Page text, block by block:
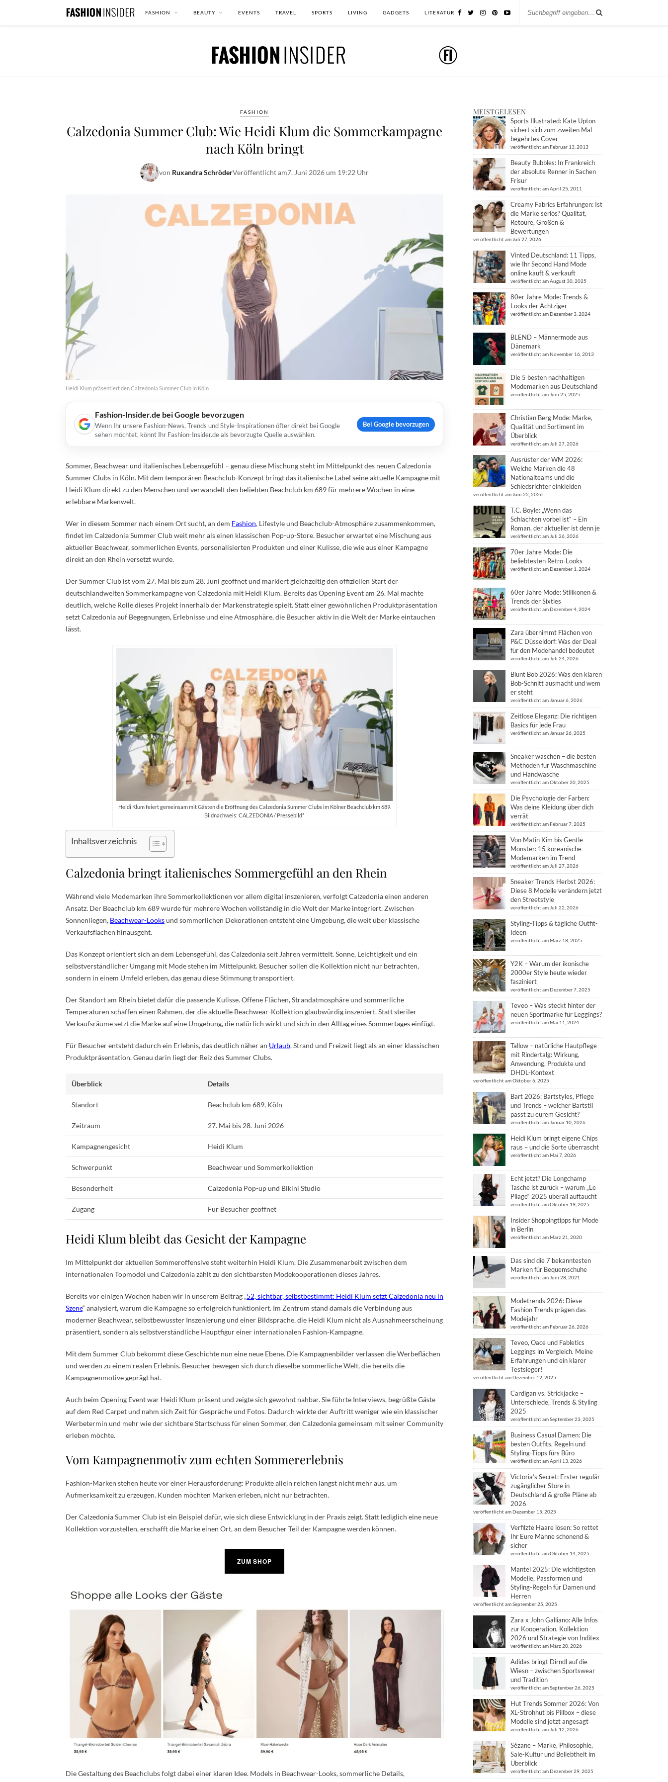
FASHION BEAUTY EVENTS TRAVEL SPORTS LIVING GADGETS LITERATUR
FASHION
Calzedonia Summer Club: Wie Heidi Klum die Sommerkampagne
nach Köln bringt
von Ruxandra SchröderVeröffentlicht am7. Juni 2026 um 19:22 Uhr
Heidi Klum präsentiert den Calzedonia Summer Club in Köln
Fashion-Insider.de bei Google bevorzugen
Wenn Ihr unsere Fashion-News, Trends und Style-Inspirationen öfter direkt bei Google
sehen möchtet, könnt Ihr Fashion-Insider.de als bevorzugte Quelle auswählen.
Bei Google bevorzugen
Sommer, Beachwear und italienisches Lebensgefühl – genau diese Mischung steht im Mittelpunkt des neuen Calzedonia
Summer Clubs in Köln. Mit dem temporären Beachclub-Konzept bringt das italienische Label seine aktuelle Kampagne mit
Heidi Klum direkt zu den Menschen und verwandelt den beliebten Beachclub km 689 für mehrere Wochen in eine
erlebbare Markenwelt.
Wer in diesem Sommer nach einem Ort sucht, an dem Fashion, Lifestyle und Beachclub-Atmosphäre zusammenkommen,
findet im Calzedonia Summer Club weit mehr als einen klassischen Pop-up-Store. Besucher erwartet eine Mischung aus
aktueller Beachwear, sommerlichen Events, personalisierten Produkten und einer Kulisse, die wie aus einer Kampagne
direkt an den Rhein versetzt wurde.
Der Summer Club ist vom 27. Mai bis zum 28. Juni geöffnet und markiert gleichzeitig den offiziellen Start der
deutschlandweiten Sommerkampagne von Calzedonia mit Heidi Klum. Bereits das Opening Event am 26. Mai machte
deutlich, welche Rolle dieses Projekt innerhalb der Markenstrategie spielt. Statt einer gewöhnlichen Produktpräsentation
setzt Calzedonia auf Begegnungen, Erlebnisse und eine Atmosphäre, die Besucher aktiv in die Welt der Marke eintauchen
lässt.
Heidi Klum feiert gemeinsam mit Gästen die Eröffnung des Calzedonia Summer Clubs im Kölner Beachclub km 689.
Bildnachweis: CALZEDONIA / Pressebild*
Inhaltsverzeichnis
Calzedonia bringt italienisches Sommergefühl an den Rhein
Während viele Modemarken ihre Sommerkollektionen vor allem digital inszenieren, verfolgt Calzedonia einen anderen
Ansatz. Der Beachclub km 689 wurde für mehrere Wochen vollständig in die Welt der Marke integriert. Zwischen
Sonnenliegen, Beachwear-Looksund sommerlichen Dekorationen entsteht eine Umgebung, die weit über klassische
Verkaufsflächen hinausgeht.
Das Konzept orientiert sich an dem Lebensgefühl, das Calzedonia seit Jahren vermittelt. Sonne, Leichtigkeit und ein
selbstverständlicher Umgang mit Mode stehen im Mittelpunkt. Besucher sollen die Kollektion nicht nur betrachten,
sondern in einem Umfeld erleben, das genau diese Stimmung transportiert.
Der Standort am Rhein bietet dafür die passende Kulisse. Offene Flächen, Strandatmosphäre und sommerliche
Temperaturen schaffen einen Rahmen, der die aktuelle Beachwear-Kollektion glaubwürdig inszeniert. Statt steriler
Verkaufsräume setzt die Marke auf eine Umgebung, die natürlich wirkt und sich in den Alltag eines Sommertages einfügt.
Für Besucher entsteht dadurch ein Erlebnis, das deutlich näher an Urlaub, Strand und Freizeit liegt als an einer klassischen
Produktpräsentation. Genau darin liegt der Reiz des Summer Clubs.
Überblick Details
Standort Beachclub km 689, Köln
Zeitraum 27. Mai bis 28. Juni 2026
Kampagnengesicht Heidi Klum
Schwerpunkt Beachwear und Sommerkollektion
Besonderheit Calzedonia Pop-up und Bikini Studio
Zugang Für Besucher geöffnet
Heidi Klum bleibt das Gesicht der Kampagne
Im Mittelpunkt der aktuellen Sommeroffensive steht weiterhin Heidi Klum. Die Zusammenarbeit zwischen dem
internationalen Topmodel und Calzedonia zählt zu den sichtbarsten Modekooperationen dieses Jahres.
Bereits vor einigen Wochen haben wir in unserem Beitrag „52, sichtbar, selbstbestimmt: Heidi Klum setzt Calzedonia neu in
Szene“ analysiert, warum die Kampagne so erfolgreich funktioniert. Im Zentrum stand damals die Verbindung aus
moderner Beachwear, selbstbewusster Inszenierung und einer Bildsprache, die Heidi Klum nicht als Ausnahmeerscheinung
präsentiert, sondern als selbstverständliche Hauptfigur einer internationalen Fashion-Kampagne.
Mit dem Summer Club bekommt diese Geschichte nun eine neue Ebene. Die Kampagnenbilder verlassen die Werbeflächen
und werden zu einem realen Erlebnis. Besucher bewegen sich durch dieselbe sommerliche Welt, die bereits die
Kampagnenmotive geprägt hat.
Auch beim Opening Event war Heidi Klum präsent und zeigte sich gewohnt nahbar. Sie führte Interviews, begrüßte Gäste
auf dem Red Carpet und nahm sich Zeit für Gespräche und Fotos. Dadurch wirkte der Auftritt weniger wie ein klassischer
Werbetermin und mehr wie der sichtbare Startschuss für einen Sommer, den Calzedonia gemeinsam mit seiner Community
erleben möchte.
Vom Kampagnenmotiv zum echten Sommererlebnis
Fashion-Marken stehen heute vor einer Herausforderung: Produkte allein reichen längst nicht mehr aus, um
Aufmerksamkeit zu erzeugen. Kunden möchten Marken erleben, nicht nur betrachten.
Der Calzedonia Summer Club ist ein Beispiel dafür, wie sich diese Entwicklung in der Praxis zeigt. Statt lediglich eine neue
Kollektion vorzustellen, erschafft die Marke einen Ort, an dem Besucher Teil der Kampagne werden können.
ZUM SHOP
Die Gestaltung des Beachclubs folgt dabei einer klaren Idee. Models in Beachwear-Looks, sommerliche Details,
MEISTGELESEN
Sports Illustrated: Kate Upton
sichert sich zum zweiten Mal
begehrtes Cover
veröffentlicht am Februar 13, 2013
Beauty Bubbles: In Frankreich
der absolute Renner in Sachen
Frisur
veröffentlicht am April 25, 2011
Creamy Fabrics Erfahrungen: Ist
die Marke seriös? Qualität,
Retoure, Größen &
Bewertungen
veröffentlicht am Juli 27, 2026
Vinted Deutschland: 11 Tipps,
wie Ihr Second Hand Mode
online kauft & verkauft
veröffentlicht am August 30, 2025
80er Jahre Mode: Trends &
Looks der Achtziger
veröffentlicht am Dezember 3, 2024
BLEND – Männermode aus
Dänemark
veröffentlicht am November 16, 2013
Die 5 besten nachhaltigen
Modemarken aus Deutschland
veröffentlicht am Juni 25, 2025
Christian Berg Mode: Marke,
Qualität und Sortiment im
Überblick
veröffentlicht am Juli 27, 2026
Ausrüster der WM 2026:
Welche Marken die 48
Nationalteams und die
Schiedsrichter einkleiden
veröffentlicht am Juni 22, 2026
T.C. Boyle: „Wenn das
Schlachten vorbei ist“ – Ein
Roman, der aktueller ist denn je
veröffentlicht am Juli 26, 2026
70er Jahre Mode: Die
beliebtesten Retro-Looks
veröffentlicht am Dezember 1, 2024
60er Jahre Mode: Stilikonen &
Trends der Sixties
veröffentlicht am Dezember 4, 2024
Zara übernimmt Flächen von
P&C Düsseldorf: Was der Deal
für den Modehandel bedeutet
veröffentlicht am Juli 24, 2026
Blunt Bob 2026: Was den klaren
Bob-Schnitt ausmacht und wem
er steht
veröffentlicht am Januar 6, 2026
Zeitlose Eleganz: Die richtigen
Basics für jede Frau
veröffentlicht am Januar 26, 2025
Sneaker waschen – die besten
Methoden für Waschmaschine
und Handwäsche
veröffentlicht am Oktober 20, 2025
Die Psychologie der Farben:
Was deine Kleidung über dich
verrät
veröffentlicht am Februar 7, 2025
Von Matin Kim bis Gentle
Monster: 15 koreanische
Modemarken im Trend
veröffentlicht am Juli 27, 2026
Sneaker Trends Herbst 2026:
Diese 8 Modelle verändern jetzt
den Streetstyle
veröffentlicht am Juli 22, 2026
Styling-Tipps & tägliche Outfit-
Ideen
veröffentlicht am März 18, 2025
Y2K – Warum der ikonische
2000er Style heute wieder
fasziniert
veröffentlicht am Dezember 7, 2025
Teveo – Was steckt hinter der
neuen Sportmarke für Leggings?
veröffentlicht am Mai 11, 2024
Tallow – natürliche Hautpflege
mit Rindertalg: Wirkung,
Anwendung, Produkte und
DHDL-Kontext
veröffentlicht am Oktober 6, 2025
Bart 2026: Bartstyles, Pflege
und Trends – welcher Bartstil
passt zu eurem Gesicht?
veröffentlicht am Januar 10, 2026
Heidi Klum bringt eigene Chips
raus – und die Sorte überrascht
veröffentlicht am Mai 7, 2026
Echt jetzt? Die Longchamp
Tasche ist zurück – warum „Le
Pliage“ 2025 überall auftaucht
veröffentlicht am Oktober 19, 2025
Insider Shoppingtipps für Mode
in Berlin
veröffentlicht am März 21, 2020
Das sind die 7 bekanntesten
Marken für Bequemschuhe
veröffentlicht am Juni 28, 2021
Modetrends 2026: Diese
Fashion Trends prägen das
Modejahr
veröffentlicht am Februar 26, 2026
Teveo, Oace und Fabletics
Leggings im Vergleich. Meine
Erfahrungen und ein klarer
Testsieger!
veröffentlicht am Dezember 12, 2025
Cardigan vs. Strickjacke –
Unterschiede, Trends & Styling
2025
veröffentlicht am September 23, 2025
Business Casual Damen: Die
besten Outfits, Regeln und
Styling-Tipps fürs Büro
veröffentlicht am April 13, 2026
Victoria’s Secret: Erster regulär
zugänglicher Store in
Deutschland & große Pläne ab
2026
veröffentlicht am Dezember 15, 2025
Verfilzte Haare lösen: So rettet
Ihr Eure Mähne schonend &
sicher
veröffentlicht am Oktober 14, 2025
Mantel 2025: Die wichtigsten
Modelle, Passformen und
Styling-Regeln für Damen und
Herren
veröffentlicht am September 25, 2025
Zara x John Galliano: Alle Infos
zur Kooperation, Kollektion
2026 und Strategie von Inditex
veröffentlicht am März 20, 2026
Adidas bringt Dirndl auf die
Wiesn – zwischen Sportswear
und Tradition
veröffentlicht am September 26, 2025
Hut Trends Sommer 2026: Von
XL-Strohhut bis Pillbox – diese
Modelle sind jetzt angesagt
veröffentlicht am Juli 12, 2026
Sézane – Marke, Philosophie,
Sale-Kultur und Beliebtheit im
Überblick
veröffentlicht am Dezember 29, 2025